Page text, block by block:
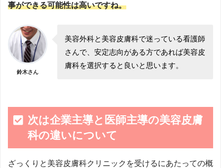
事ができる可能性は高いですね。
鈴木さん
美容外科と美容皮膚科で迷っている看護師
さんで、安定志向がある方であれば美容皮
膚科を選択すると良いと思います。
次は企業主導と医師主導の美容皮膚
科の違いについて
ざっくりと美容皮膚科クリニックを受けるにあたっての概